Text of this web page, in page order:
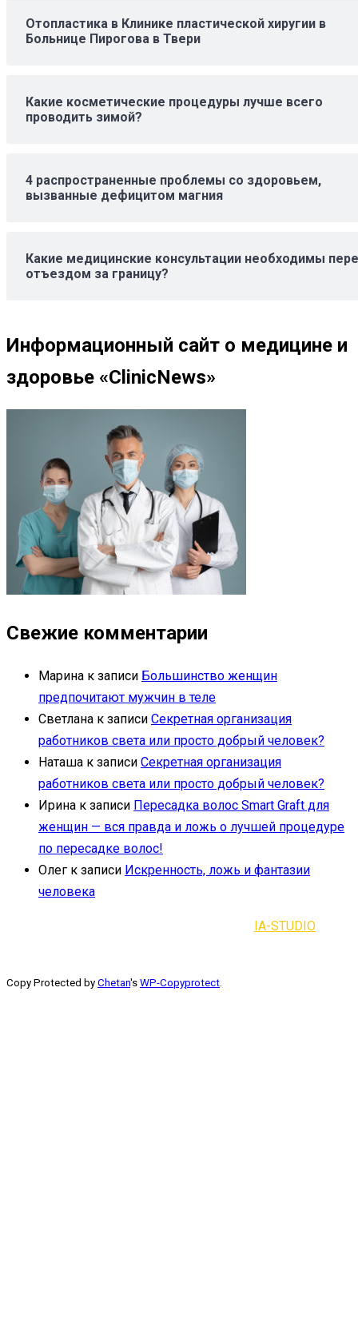
Отопластика в Клинике пластической хиругии в
Больнице Пирогова в Твери
Какие косметические процедуры лучше всего
проводить зимой?
4 распространенные проблемы со здоровьем,
вызванные дефицитом магния
Какие медицинские консультации необходимы
отъездом за границу?
Информационный сайт о медицине и
здоровье «ClinicNews»
Свежие комментарии
Марина к записи Большинство женщин
предпочитают мужчин в теле
Светлана к записи Секретная организация
работников света или просто добрый человек?
Наташа к записи Секретная организация
работников света или просто добрый человек?
Ирина к записи Пересадка волос Smart Graft для
женщин — вся правда и ложь о лучшей процедуре
по пересадке волос!
Олег к записи Искренность, ложь и фантазии
человека
IA-STUDIO
Copy Protected by Chetan's WP-Copyprotect